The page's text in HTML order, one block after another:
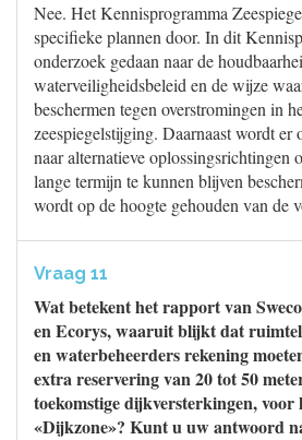
Nee. Het Kennisprogramma
specifieke plannen door. In dit
onderzoek gedaan naar de
waterveiligheidsbeleid en de wijze
beschermen tegen overstromingen in
zeespiegelstijging. Daarnaast wordt er
naar alternatieve oplossingsrichtingen
lange termijn te kunnen blijven
wordt op de hoogte gehouden van de
Vraag 11
Wat betekent het rapport van
en Ecorys, waaruit blijkt dat
en waterbeheerders rekening
extra reservering van 20 tot 50
toekomstige dijkversterkingen, voor
«Dijkzone»? Kunt u uw antwoord